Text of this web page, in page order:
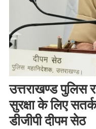
उत्तराखण्ड पुलिस
सुरक्षा के लिए
डीजीपी दीपम सेठ